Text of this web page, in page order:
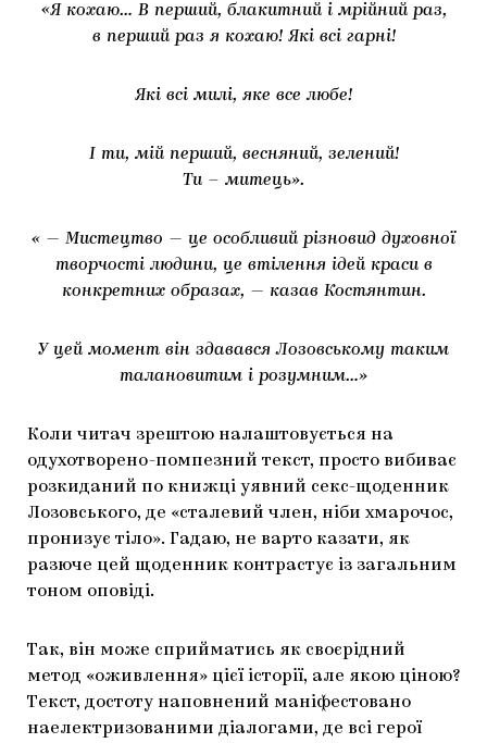
«Я кохаю… В перший, блакитний і мрійний раз,
в перший раз я кохаю! Які всі гарні!
Які всі милі, яке все любе!
І ти, мій перший, весняний, зелений!
Ти – митець».
« — Мистецтво — це особливий різновид духовної
творчості людини, це втілення ідей краси в
конкретних образах, — казав Костянтин.
У цей момент він здавався Лозовському таким
талановитим і розумним…»
Коли читач зрештою налаштовується на
одухотворено-помпезний текст, просто вибиває
розкиданий по книжці уявний секс-щоденник
Лозовського, де «сталевий член, ніби хмарочос,
пронизує тіло». Гадаю, не варто казати, як
разюче цей щоденник контрастує із загальним
тоном оповіді.
Так, він може сприйматись як своєрідний
метод «оживлення» цієї історії, але якою ціною?
Текст, достоту наповнений маніфестовано
наелектризованими діалогами, де всі герої